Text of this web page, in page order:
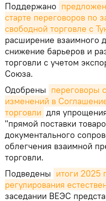
Поддержано
старте переговоров по
свободной торговле с
расширение взаимного
снижение барьеров и
торговли с учетом
Союза.
Одобрены переговоры
изменений в
торговли для
"прямой поставки
документального
облегчения взаимной
торговли.
Подведены итоги 2025
регулирования
заседании ВЕЭС